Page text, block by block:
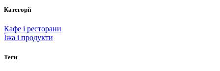
Категорії
Кафе і ресторани
Їжа і продукти
Теги